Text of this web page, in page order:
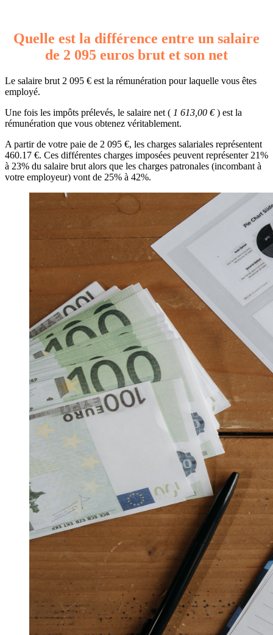
Quelle est la différence entre un salaire
de 2 095 euros brut et son net
Le salaire brut 2 095 € est la rémunération pour laquelle vous êtes
employé.
Une fois les impôts prélevés, le salaire net ( 1 613,00 €) est la
rémunération que vous obtenez véritablement.
A partir de votre paie de 2 095 €, les charges salariales représentent
460.17 €. Ces différentes charges imposées peuvent représenter 21%
à 23% du salaire brut alors que les charges patronales (incombant à
votre employeur) vont de 25% à 42%.